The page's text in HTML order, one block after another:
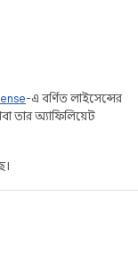
-এ বর্ণিত লাইসেন্সের
তার অ্যাফিলিয়েট